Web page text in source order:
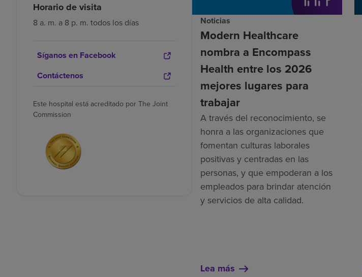
Horario de visita
8 a. m. a 8 p. m. todos los días
Síganos en Facebook
Contáctenos
Este hospital está acreditado por The Joint
Commission
Noticias
Modern Healthcare
nombra a Encompass
Health entre los 2026
mejores lugares para
trabajar
A través del reconocimiento, se
honra a las organizaciones que
fomentan culturas laborales
positivas y centradas en las
personas, y que empoderan a los
empleados para brindar atención
y servicios de alta calidad.
Lea más